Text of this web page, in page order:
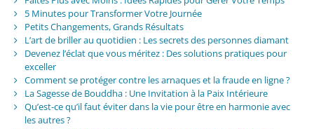
5 Minutes pour Transformer Votre Journée
Petits Changements, Grands Résultats
L’art de briller au quotidien : Les secrets des personnes diamant
Devenez l’éclat que vous méritez : Des solutions pratiques pour
exceller
Comment se protéger contre les arnaques et la fraude en ligne ?
La Sagesse de Bouddha : Une Invitation à la Paix Intérieure
Qu’est-ce qu’il faut éviter dans la vie pour être en harmonie avec
les autres ?